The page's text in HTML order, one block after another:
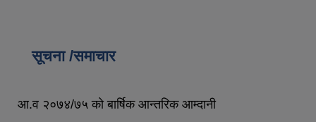
सूचना /समाचार
आ.व २०७४/७५ को बार्षिक आन्तरिक आम्दानी